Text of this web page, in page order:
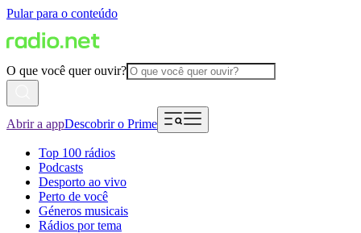
Pular para o conteúdo
O que você quer ouvir?
Abrir a appDescobrir o Prime
Top 100 rádios
Podcasts
Desporto ao vivo
Perto de você
Géneros musicais
Rádios por tema